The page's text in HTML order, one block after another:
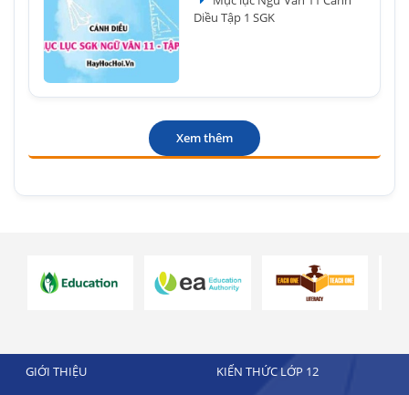
Diều Tập 1 SGK
Xem thêm
GIỚI THIỆU KIẾN THỨC LỚP 12